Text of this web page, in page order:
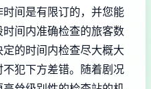
间是有限订的，并您能
间内准确检查的旅客数
的时间内检查尽大概大
犯下方差错。随着剧况